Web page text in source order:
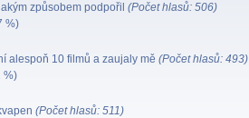
způsobem podpořil (Počet hlasů: 506)
%)
alespoň 10 filmů a zaujaly mě (Počet hlasů: 493)
%)
(Počet hlasů: 511)